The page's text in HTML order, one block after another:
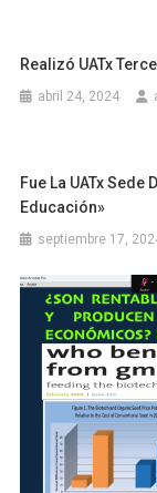
Realizó UATx
abril 24, 2024
Fue La UATx Sede
Educación»
septiembre 17,